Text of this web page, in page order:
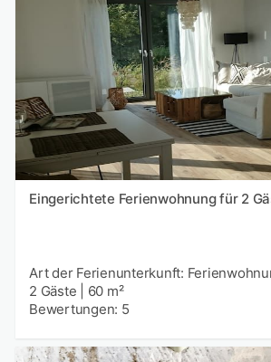
Eingerichtete Ferienwohnung für 2
Art der Ferienunterkunft:
2 Gäste
60 m²
Bewertungen: 5